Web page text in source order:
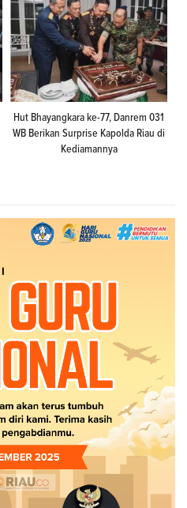
Hut Bhayangkara ke-77, Danrem 031
WB Berikan Surprise Kapolda Riau di
Kediamannya